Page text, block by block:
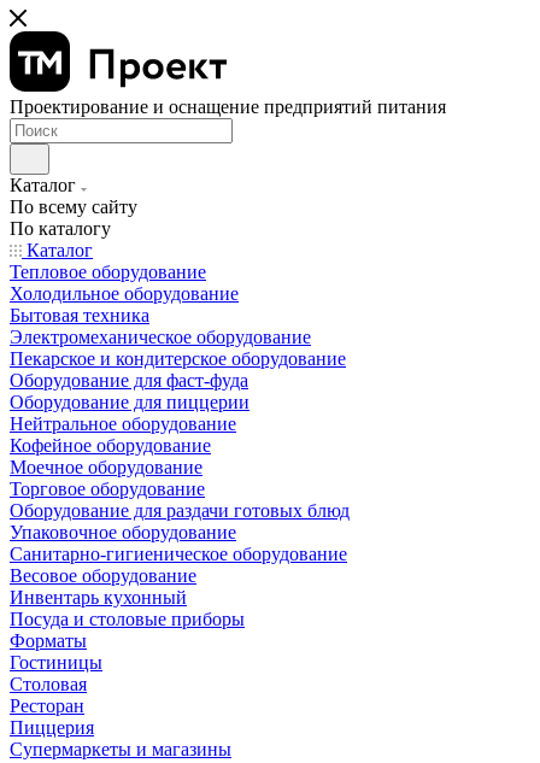
Проектирование и оснащение предприятий питания
Каталог
По всему сайту
По каталогу
Каталог
Тепловое оборудование
Холодильное оборудование
Бытовая техника
Электромеханическое оборудование
Пекарское и кондитерское оборудование
Оборудование для фаст-фуда
Оборудование для пиццерии
Нейтральное оборудование
Кофейное оборудование
Моечное оборудование
Торговое оборудование
Оборудование для раздачи готовых блюд
Упаковочное оборудование
Санитарно-гигиеническое оборудование
Весовое оборудование
Инвентарь кухонный
Посуда и столовые приборы
Форматы
Гостиницы
Столовая
Ресторан
Пиццерия
Супермаркеты и магазины